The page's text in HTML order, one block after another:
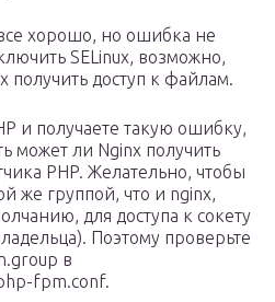
хорошо, но ошибка не
SELinux, возможно,
получить доступ к файлам.
и получаете такую ошибку,
может ли Nginx получить
PHP. Желательно, чтобы
же группой, что и nginx,
для доступа к сокету
Поэтому проверьте
в
fpm.conf.